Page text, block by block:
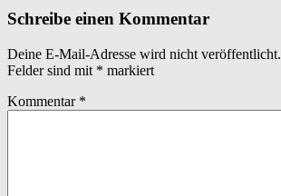
Schreibe einen Kommentar
Deine E-Mail-Adresse wird nicht veröffentlicht.
Felder sind mit * markiert
Kommentar *